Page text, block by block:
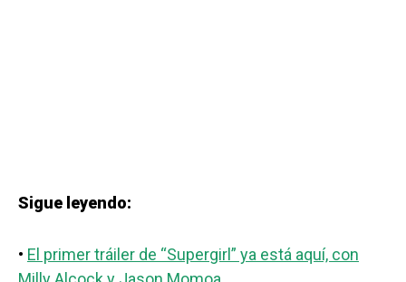
Sigue leyendo:
• El primer tráiler de “Supergirl” ya está aquí, con